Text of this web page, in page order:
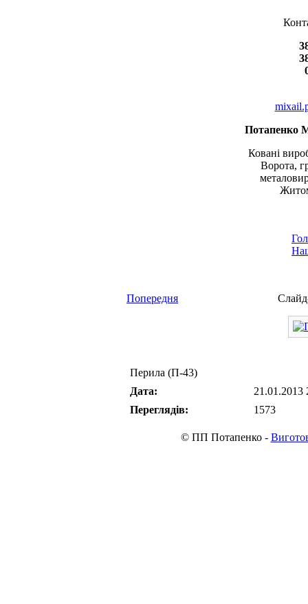
Потапенко
Ковані
Ворота,
Попередня
Перила (П-43)
Дата:
21.01.2013
Переглядів:
1573
© ПП Потапенко -